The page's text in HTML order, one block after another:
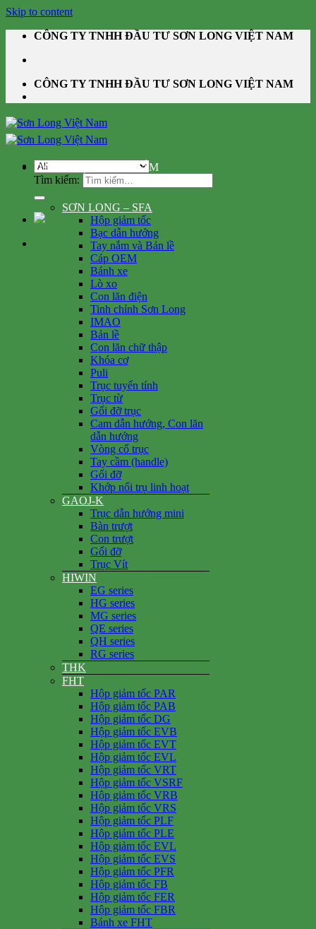
Skip to content
CÔNG TY TNHH ĐẦU TƯ SƠN LONG VIỆT NAM
CÔNG TY TNHH ĐẦU TƯ SƠN LONG VIỆT NAM
Tìm kiếm:
DANH MỤC SẢN PHẨM
SƠN LONG – SFA
Hộp giảm tốc
Bạc dẫn hướng
Tay nắm và Bản lề
Cáp OEM
Bánh xe
Lò xo
Con lăn điện
Tinh chỉnh Sơn Long
IMAO
Bản lề
Con lăn chữ thập
Khóa cơ
Puli
Trục tuyến tính
Trục từ
Gối đỡ trục
Cam dẫn hướng, Con lăn
dẫn hướng
Vòng cổ trục
Tay cầm (handle)
Gối đỡ
Khớp nối trụ linh hoạt
GAOJ-K
Trục dẫn hướng mini
Bàn trượt
Con trượt
Gối đỡ
Trục Vít
HIWIN
EG series
HG series
MG series
QE series
QH series
RG series
THK
FHT
Hộp giảm tốc PAR
Hộp giảm tốc PAB
Hộp giảm tốc DG
Hộp giảm tốc EVB
Hộp giảm tốc EVT
Hộp giảm tốc EVL
Hộp giảm tốc VRT
Hộp giảm tốc VSRF
Hộp giảm tốc VRB
Hộp giảm tốc VRS
Hộp giảm tốc PLF
Hộp giảm tốc PLE
Hộp giảm tốc EVL
Hộp giảm tốc EVS
Hộp giảm tốc PFR
Hộp giảm tốc FB
Hộp giảm tốc FER
Hộp giảm tốc FBR
Bánh xe FHT